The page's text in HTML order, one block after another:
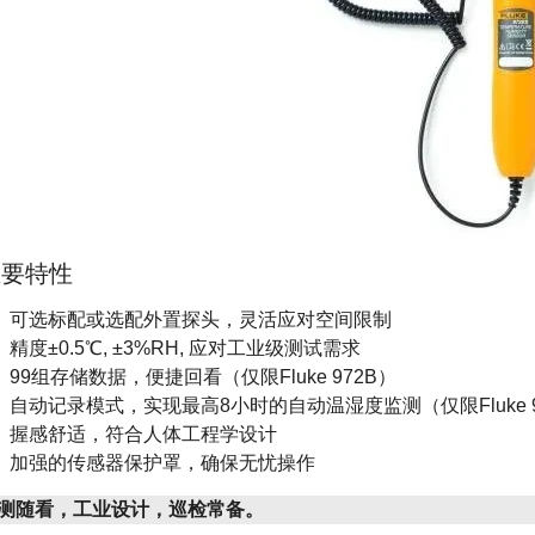
特性
可选标配或选配外置探头，灵活应对空间限制
精度±0.5℃, ±3%RH, 应对工业级测试需求
99组存储数据，便捷回看（仅限Fluke 972B）
自动记录模式，实现最高8小时的自动温湿度监测（仅限Fluke
握感舒适，符合人体工程学设计
加强的传感器保护罩，确保无忧操作
随看，工业设计，巡检常备。